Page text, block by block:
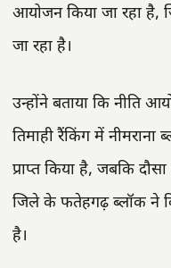
आयोजन किया जा रहा है,
जा रहा है।
उन्होंने बताया कि नीति
तिमाही रैंकिंग में नीमराना
प्राप्त किया है, जबकि
जिले के फतेहगढ़ ब्लॉक ने
है।